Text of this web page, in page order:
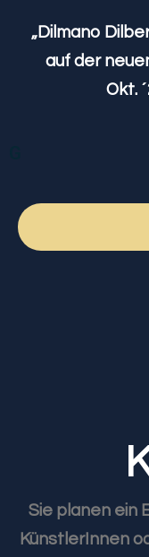
„Dilmano
auf der
Okt.
Sie planen ein
KünstlerInnen